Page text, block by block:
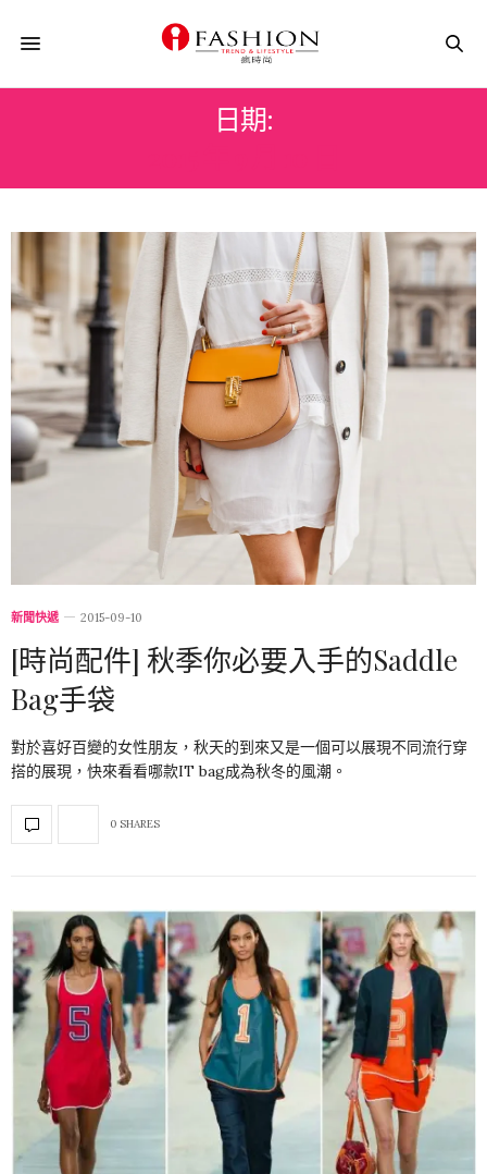
日期:
新聞快遞 2015-09-10
[時尚配件] 秋季你必要入手的Saddle
Bag手袋
對於喜好百變的女性朋友，秋天的到來又是一個可以展現不同流行穿
搭的展現，快來看看哪款IT bag成為秋冬的風潮。
0 SHARES